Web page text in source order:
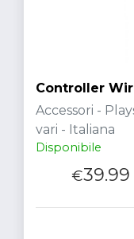
Controller
Accessori -
vari - Italiana
Disponibile
€39.99